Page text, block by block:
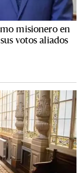
misionero en
votos aliados